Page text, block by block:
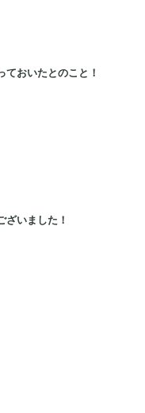
おいたとのこと！
いました！